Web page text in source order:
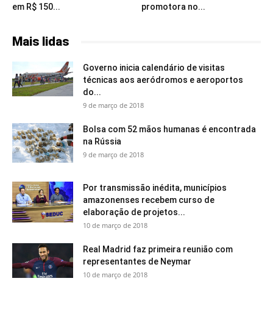
em R$ 150...
promotora no...
Mais lidas
Governo inicia calendário de visitas
técnicas aos aeródromos e aeroportos
do...
9 de março de 2018
Bolsa com 52 mãos humanas é encontrada
na Rússia
9 de março de 2018
Por transmissão inédita, municípios
amazonenses recebem curso de
elaboração de projetos...
10 de março de 2018
Real Madrid faz primeira reunião com
representantes de Neymar
10 de março de 2018